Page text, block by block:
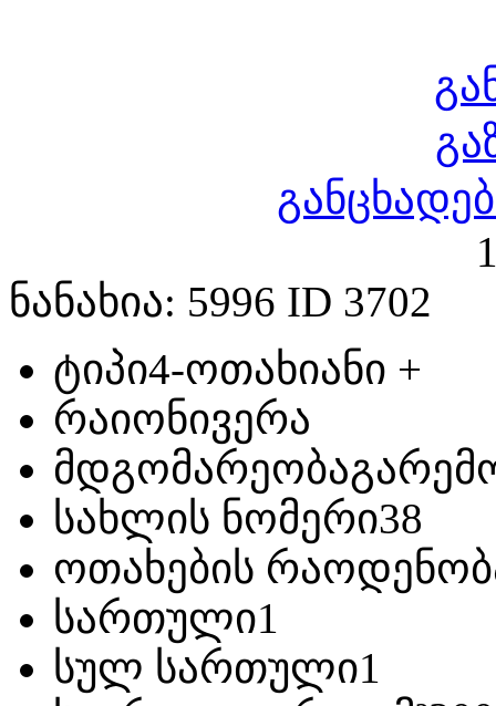
ნანახია: 5996 ID 3702
ტიპი4-ოთახიანი +
რაიონივერა
მდგომარეობა
სახლის ნომერი38
ოთახების
სართული1
სულ სართული1